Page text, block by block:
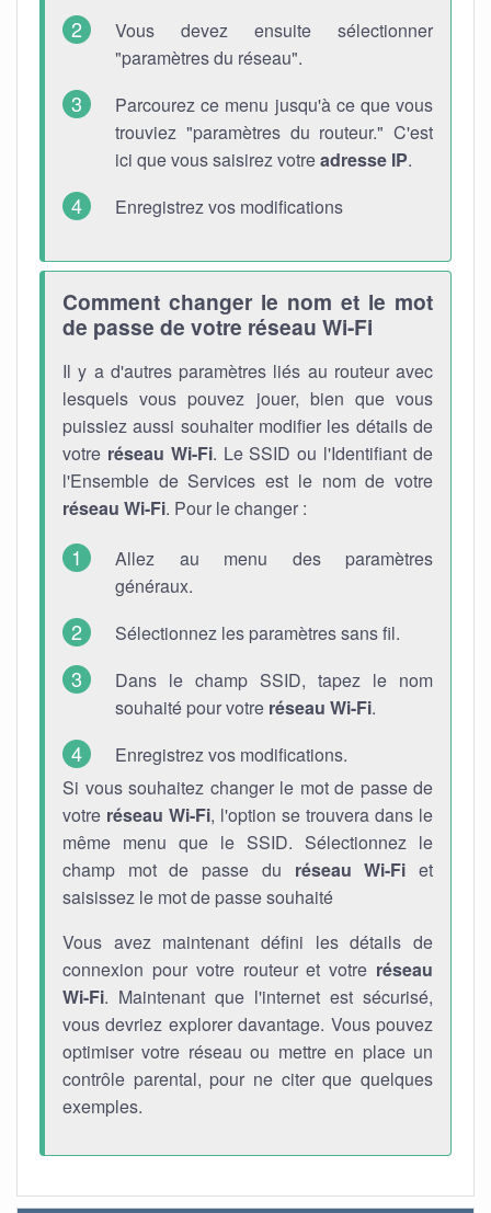
Vous devez ensuite sélectionner
"paramètres du réseau".
Parcourez ce menu jusqu'à ce que vous
trouviez "paramètres du routeur." C'est
ici que vous saisirez votreadresse IP.
Enregistrez vos modifications
Comment changer le nom et le mot
de passe de votre réseau Wi-Fi
Il y a d'autres paramètres liés au routeur avec
lesquels vous pouvez jouer, bien que vous
puissiez aussi souhaiter modifier les détails de
votre réseau Wi-Fi. Le SSID ou l'Identifiant de
l'Ensemble de Services est le nom de votre
réseau Wi-Fi. Pour le changer :
Allez au menu des paramètres
généraux.
Sélectionnez les paramètres sans fil.
Dans le champ SSID, tapez le nom
souhaité pour votre réseau Wi-Fi.
Enregistrez vos modifications.
Si vous souhaitez changer le mot de passe de
votre réseau Wi-Fi, l'option se trouvera dans le
même menu que le SSID. Sélectionnez le
champ mot de passe du réseau Wi-Fi et
saisissez le mot de passe souhaité
Vous avez maintenant défini les détails de
connexion pour votre routeur et votre réseau
Wi-Fi. Maintenant que l'internet est sécurisé,
vous devriez explorer davantage. Vous pouvez
optimiser votre réseau ou mettre en place un
contrôle parental, pour ne citer que quelques
exemples.